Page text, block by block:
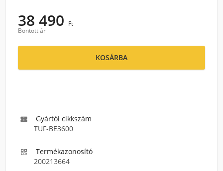
38 490 Ft
Bontott ár
KOSÁRBA

Gyártói cikkszám
TUF-BE3600

Termékazonosító
200213664